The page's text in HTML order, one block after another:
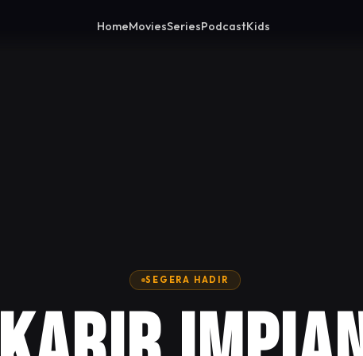
HomeMoviesSeriesPodcastKids
SEGERA HADIR